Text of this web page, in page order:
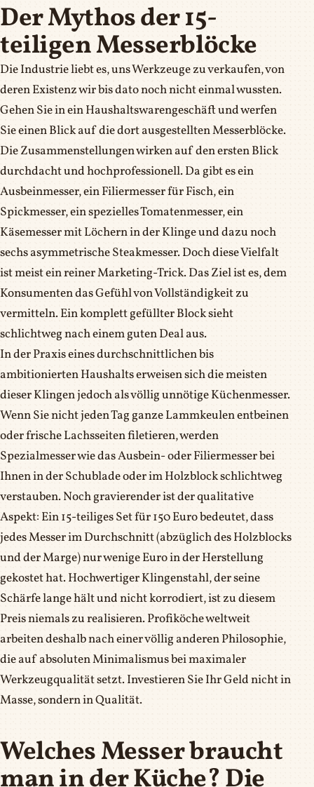
Der Mythos der 15-
teiligen Messerblöcke
Die Industrie liebt es, uns Werkzeuge zu verkaufen, von
deren Existenz wir bis dato noch nicht einmal wussten.
Gehen Sie in ein Haushaltswarengeschäft und werfen
Sie einen Blick auf die dort ausgestellten Messerblöcke.
Die Zusammenstellungen wirken auf den ersten Blick
durchdacht und hochprofessionell. Da gibt es ein
Ausbeinmesser, ein Filiermesser für Fisch, ein
Spickmesser, ein spezielles Tomatenmesser, ein
Käsemesser mit Löchern in der Klinge und dazu noch
sechs asymmetrische Steakmesser. Doch diese Vielfalt
ist meist ein reiner Marketing-Trick. Das Ziel ist es, dem
Konsumenten das Gefühl von Vollständigkeit zu
vermitteln. Ein komplett gefüllter Block sieht
schlichtweg nach einem guten Deal aus.
In der Praxis eines durchschnittlichen bis
ambitionierten Haushalts erweisen sich die meisten
dieser Klingen jedoch als völlig unnötige Küchenmesser.
Wenn Sie nicht jeden Tag ganze Lammkeulen entbeinen
oder frische Lachsseiten filetieren, werden
Spezialmesser wie das Ausbein- oder Filiermesser bei
Ihnen in der Schublade oder im Holzblock schlichtweg
verstauben. Noch gravierender ist der qualitative
Aspekt: Ein 15-teiliges Set für 150 Euro bedeutet, dass
jedes Messer im Durchschnitt (abzüglich des Holzblocks
und der Marge) nur wenige Euro in der Herstellung
gekostet hat. Hochwertiger Klingenstahl, der seine
Schärfe lange hält und nicht korrodiert, ist zu diesem
Preis niemals zu realisieren. Profiköche weltweit
arbeiten deshalb nach einer völlig anderen Philosophie,
die auf absoluten Minimalismus bei maximaler
Werkzeugqualität setzt. Investieren Sie Ihr Geld nicht in
Masse, sondern in Qualität.
Welches Messer braucht